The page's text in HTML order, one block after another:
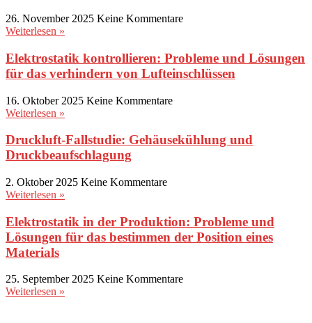
26. November 2025 Keine Kommentare
Weiterlesen »
Elektrostatik kontrollieren: Probleme und Lösungen
für das verhindern von Lufteinschlüssen
16. Oktober 2025 Keine Kommentare
Weiterlesen »
Druckluft-Fallstudie: Gehäusekühlung und
Druckbeaufschlagung
2. Oktober 2025 Keine Kommentare
Weiterlesen »
Elektrostatik in der Produktion: Probleme und
Lösungen für das bestimmen der Position eines
Materials
25. September 2025 Keine Kommentare
Weiterlesen »